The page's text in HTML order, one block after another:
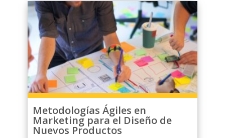
contenido de las clases en cualquier
momento, ya sea por la mañana,
tarde o noche, e incluso durante los
fines de semana. Además, tendrás
acceso a un foro para resolver tus
dudas y participar en tutorías
personalizadas con los docentes.
Metodologías Ágiles en
Marketing para el Diseño de
Nuevos Productos